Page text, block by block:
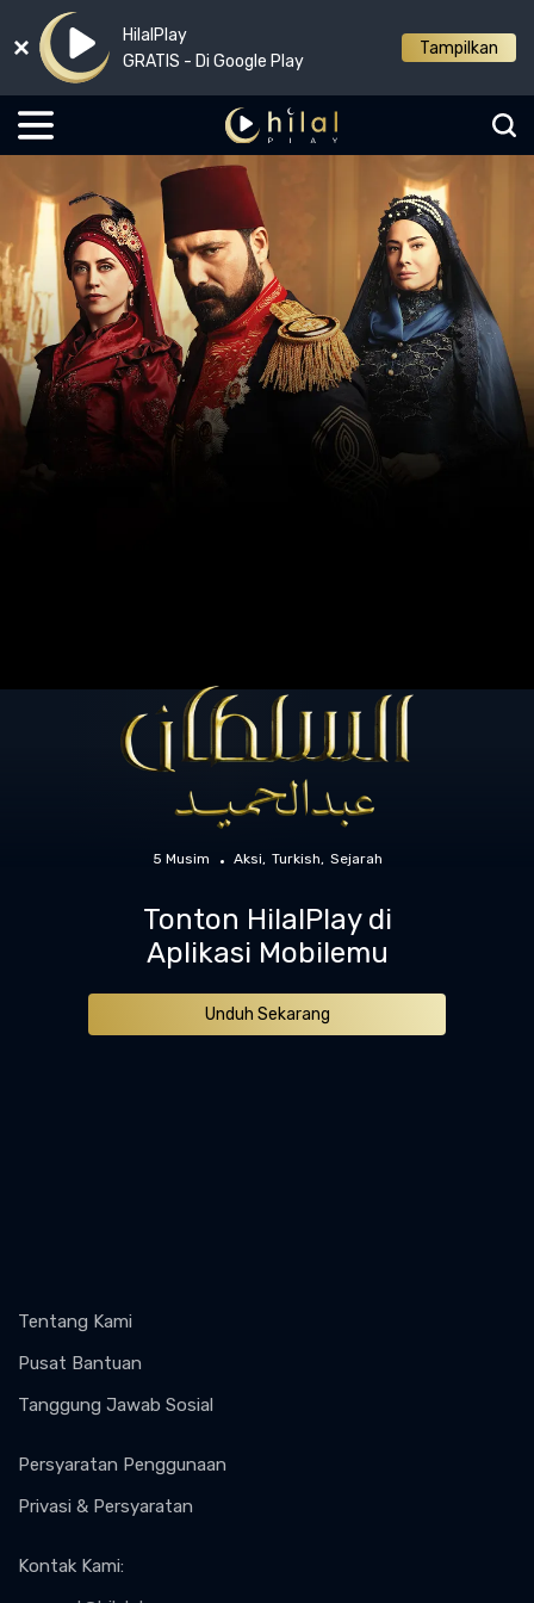
HilalPlay
GRATIS - Di Google Play
Tampilkan
5 Musim Aksi Turkish Sejarah
Tonton HilalPlay di
Aplikasi Mobilemu
Unduh Sekarang
Tentang Kami
Pusat Bantuan
Tanggung Jawab Sosial
Persyaratan Penggunaan
Privasi & Persyaratan
Kontak Kami: